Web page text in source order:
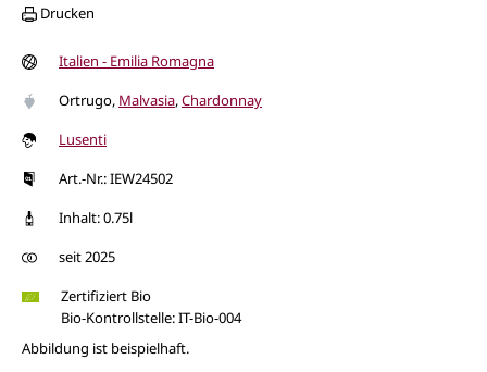
Drucken
Italien - Emilia Romagna
Ortrugo, Malvasia,Chardonnay
Lusenti
Art.-Nr.: IEW24502
Inhalt: 0.75l
seit 2025
Zertifiziert Bio
Bio-Kontrollstelle: IT-Bio-004
Abbildung ist beispielhaft.